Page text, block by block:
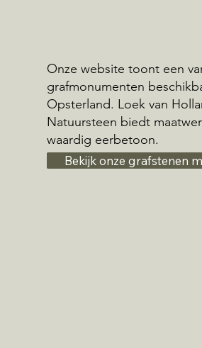
Onze website toont een
grafmonumenten
Opsterland. Loek van
Natuursteen biedt
waardig eerbetoon.
Bekijk onze grafstenen